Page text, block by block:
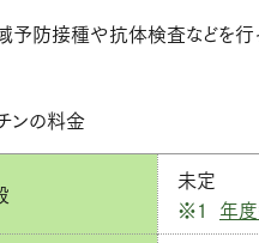
防接種や抗体検査などを行
ンの料金
未定
※1 年